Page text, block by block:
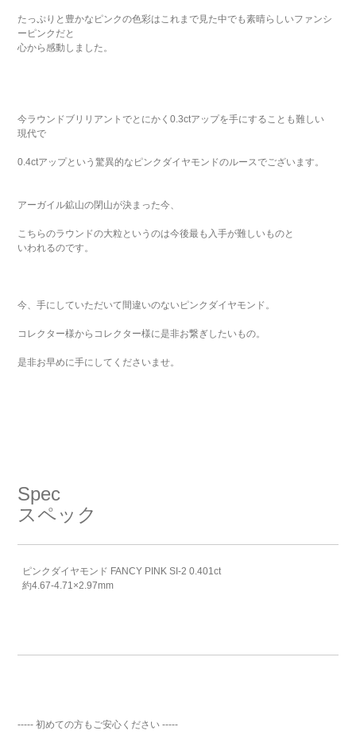
たっぷりと豊かなピンクの色彩はこれまで見た中でも素晴らしいファンシ
ーピンクだと
心から感動しました。
今ラウンドブリリアントでとにかく0.3ctアップを手にすることも難しい
現代で
0.4ctアップという驚異的なピンクダイヤモンドのルースでございます。
アーガイル鉱山の閉山が決まった今、
こちらのラウンドの大粒というのは今後最も入手が難しいものと
いわれるのです。
今、手にしていただいて間違いのないピンクダイヤモンド。
コレクター様からコレクター様に是非お繋ぎしたいもの。
是非お早めに手にしてくださいませ。
Spec
スペック
ピンクダイヤモンド FANCY PINK SI-2 0.401ct
約4.67-4.71×2.97mm
----- 初めての方もご安心ください -----